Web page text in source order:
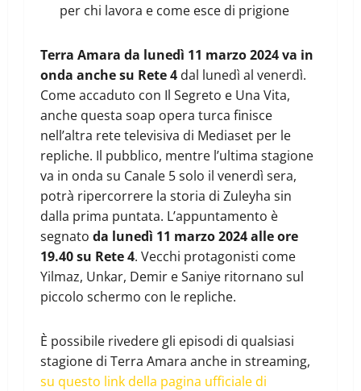
per chi lavora e come esce di prigione
Terra Amara da lunedì 11 marzo 2024 va in
onda anche su Rete 4 dal lunedì al venerdì.
Come accaduto con Il Segreto e Una Vita,
anche questa soap opera turca finisce
nell’altra rete televisiva di Mediaset per le
repliche. Il pubblico, mentre l’ultima stagione
va in onda su Canale 5 solo il venerdì sera,
potrà ripercorrere la storia di Zuleyha sin
dalla prima puntata. L’appuntamento è
segnato da lunedì 11 marzo 2024 alle ore
19.40 su Rete 4. Vecchi protagonisti come
Yilmaz, Unkar, Demir e Saniye ritornano sul
piccolo schermo con le repliche.
È possibile rivedere gli episodi di qualsiasi
stagione di Terra Amara anche in streaming,
su questo link della pagina ufficiale di